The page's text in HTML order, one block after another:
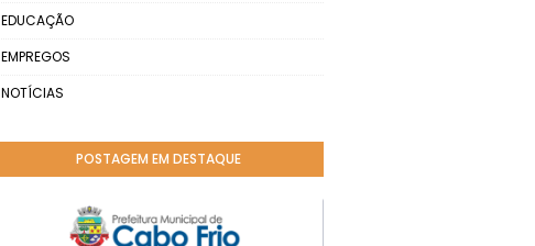
EDUCAÇÃO
EMPREGOS
NOTÍCIAS
POSTAGEM EM DESTAQUE